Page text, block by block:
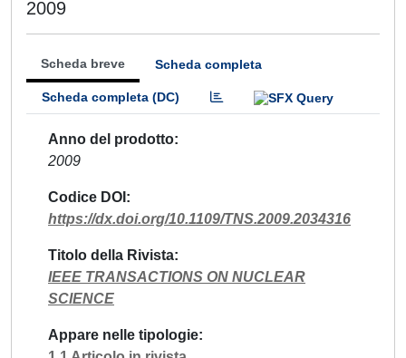
2009
Scheda breve Scheda completa
Scheda completa (DC)
Anno del prodotto
2009
Codice DOI
https://dx.doi.org/10.1109/TNS.2009.2034316
Titolo della Rivista
IEEE TRANSACTIONS ON NUCLEAR
SCIENCE
Appare nelle tipologie